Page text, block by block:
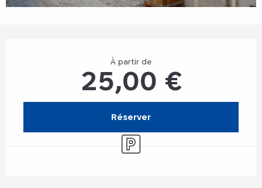
À partir de
25,00 €
Réserver
Parking